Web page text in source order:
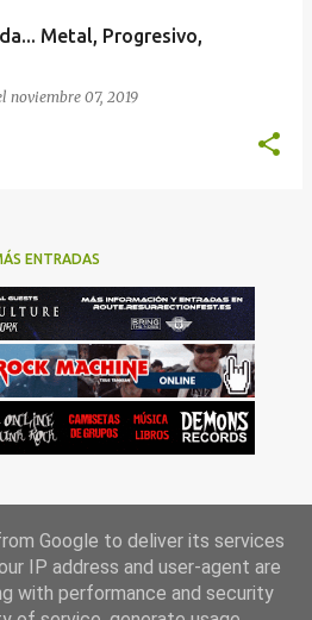
Metal, Progresivo,
noviembre 07, 2019
ENTRADAS
Google to deliver its services
IP address and user-agent are
with performance and security